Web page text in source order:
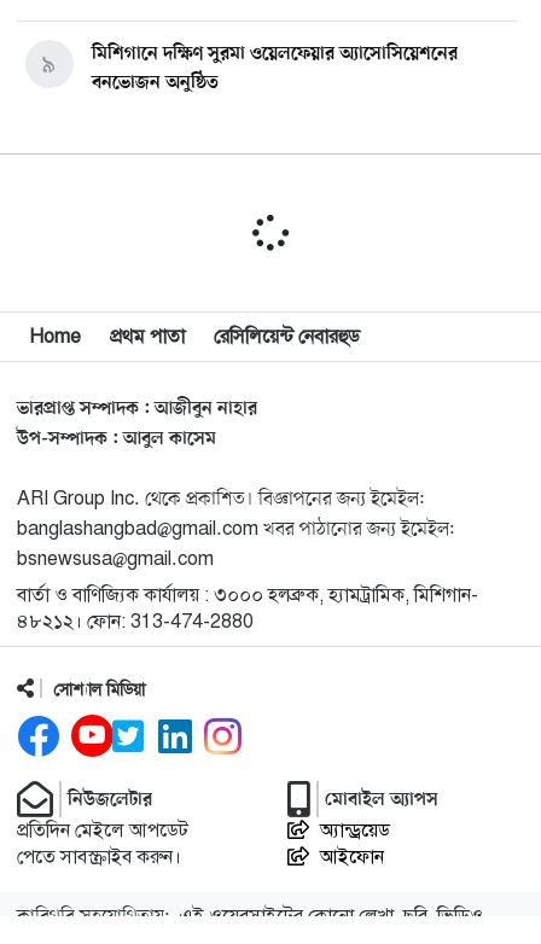
মিশিগানে দক্ষিণ সুরমা ওয়েলফেয়ার অ্যাসোসিয়েশনের
বনভোজন অনুষ্ঠিত
৯
বিশ্বজুড়ে কূটনৈতিক পুনর্বিন্যাস, ৫ অঞ্চলে মিশন বন্ধ করছে
১০
মিশিগানে ফ্রেন্ডস এন্ড ফ্যামিলির বনভোজনে প্রাণের উচ্ছ্বাস
মিশিগানে ডেমোক্র্যাটদের প্রাইমারিতে আল-সাইয়েদকে হারাতে
কেন এত মরিয়া ইসারায়েলি লবি এআইপ্যাক
১২
মুনা দাওয়াহ কনফারেন্স ২০২৬ সম্পর্কে প্রেস ব্রিফিং
১৩
শেখ হাসিনার সঙ্গে সংবাদ সম্মেলনে থাকছেন সাকিব আল
হাসান
১৪
যুক্তরাষ্ট্রকে ছাড়ে বাধ্য করতে কোন কৌশলে ওয়াশিংটনের ওপর
চাপ বাড়াচ্ছে ইরান
১৫
ওয়ান
১৬
মুক্তিযোদ্ধাদের তালিকা তৈরিতে সহযোগিতায় আগ্রহী যুক্তরাষ্ট্র
১৭
সাংস্কৃতিক সমিতির বার্ষিক বনভোজন
১৮
Home প্রথম পাতা রেসিলিয়েন্ট নেবারহুড
ভারপ্রাপ্ত সম্পাদক : আজীবুন নাহার
উপ-সম্পাদক : আবুল কাসেম
ARI Group Inc. থেকে প্রকাশিত। বিজ্ঞাপনের জন্য ইমেইল:
banglashangbad@gmail.com খবর পাঠানোর জন্য ইমেইল:
bsnewsusa@gmail.com
বার্তা ও বাণিজ্যিক কার্যালয় : ৩০০০ হলব্রুক, হ্যামট্রামিক, মিশিগান-
৪৮২১২। ফোন: 313-474-2880
সোশ্যাল মিডিয়া
নিউজলেটার
প্রতিদিন মেইলে আপডেট
পেতে সাবস্ক্রাইব করুন।
মোবাইল অ্যাপস
অ্যান্ড্রয়েড
আইফোন
কারিগরি সহযোগিতায়: এই ওয়েবসাইটের কোনো লেখা, ছবি, ভিডিও